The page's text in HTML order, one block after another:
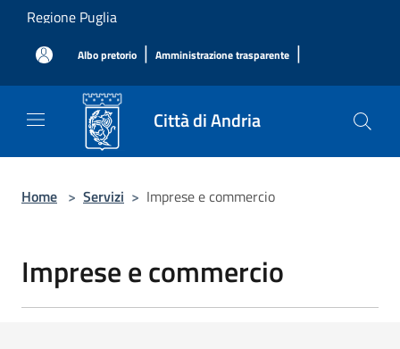
Salta al contenuto principale
Regione Puglia
Albo pretorio | Amministrazione trasparente |
Città di Andria
Home > Servizi > Imprese e commercio
Imprese e commercio